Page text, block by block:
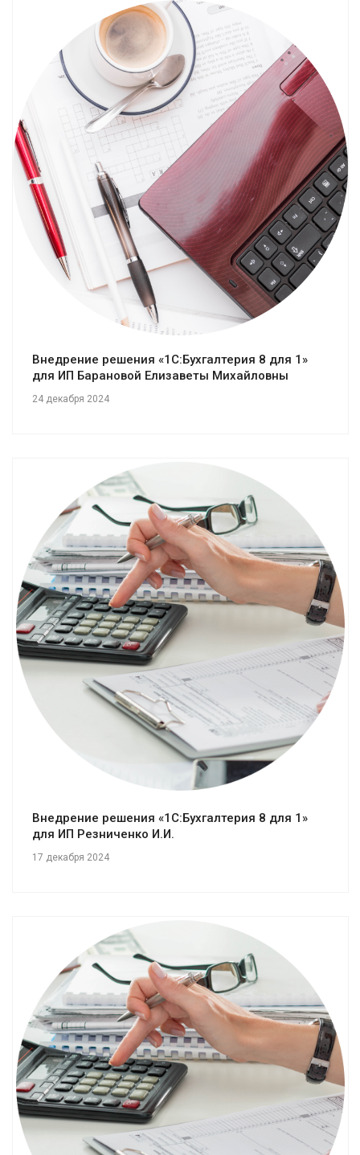
Смотреть проект
Внедрение решения «1С:Бухгалтерия 8 для 1»
для ИП Барановой Елизаветы Михайловны
24 декабря 2024
Смотреть проект
Внедрение решения «1С:Бухгалтерия 8 для 1»
для ИП Резниченко И.И.
17 декабря 2024
Смотреть проект